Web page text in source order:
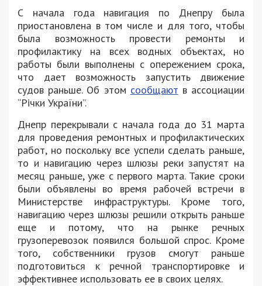
С начала года навигация по Днепру была
приостановлена в том числе и для того, чтобы
была возможность провести ремонты и
профилактику на всех водных объектах, но
работы были выполнены с опережением срока,
что дает возможность запустить движение
судов раньше. Об этом сообщают в ассоциации
“Річки України”.
Днепр перекрывали с начала года до 31 марта
для проведения ремонтных и профилактических
работ, но поскольку все успели сделать раньше,
то и навигацию через шлюзы реки запустят на
месяц раньше, уже с первого марта. Такие сроки
были объявлены во время рабочей встречи в
Министерстве инфраструктуры. Кроме того,
навигацию через шлюзы решили открыть раньше
еще и потому, что на рынке речных
грузоперевозок появился большой спрос. Кроме
того, собственники грузов смогут раньше
подготовиться к речной транспортировке и
эффективнее использовать ее в своих целях.